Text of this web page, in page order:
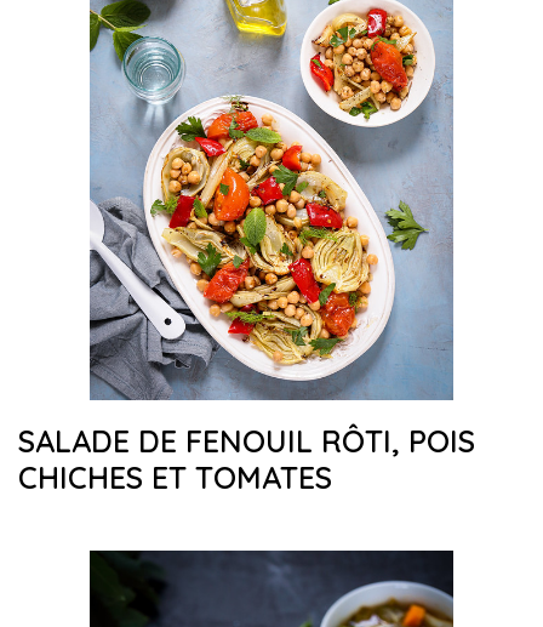
SALADE DE FENOUIL RÔTI, POIS
CHICHES ET TOMATES